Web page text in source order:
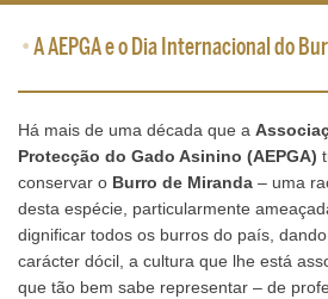
•A AEPGA e o Dia Internacional do
Há mais de uma década que a
Protecção do Gado Asinino (AEPGA)
conservar o Burro de Miranda – uma
desta espécie, particularmente
dignificar todos os burros do país,
carácter dócil, a cultura que lhe está
que tão bem sabe representar – de